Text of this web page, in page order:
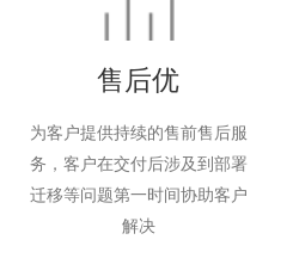
售后优
为客户提供持续的售前售后服
务，客户在交付后涉及到部署
迁移等问题第一时间协助客户
解决